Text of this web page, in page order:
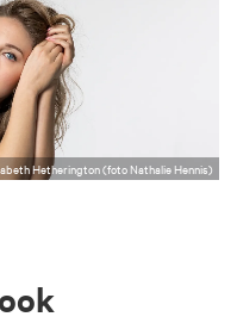
Hetherington (foto Nathalie Hennis)